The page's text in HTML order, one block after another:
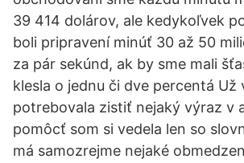
39 414 dolárov, ale kedykoľvek
boli pripravení minúť 30 až 50
za pár sekúnd, ak by sme mali
klesla o jednu či dve percentá Už
potrebovala zistiť nejaký výraz v
pomôcť som si vedela len so
má samozrejme nejaké